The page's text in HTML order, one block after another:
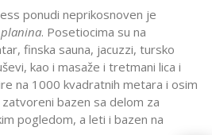
ponudi neprikosnoven je
. Posetiocima su na
finska sauna, jacuzzi, tursko
kao i masaže i tretmani lica i
na 1000 kvadratnih metara i osim
bazen sa delom za
pogledom, a leti i bazen na